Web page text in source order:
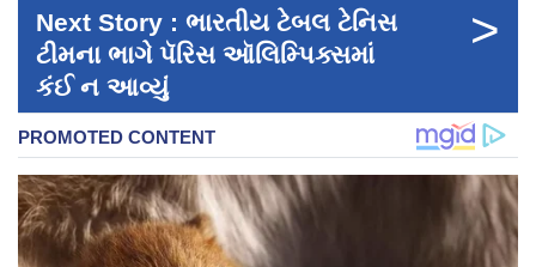
Next Story : ભારતીય ટેબલ ટેનિસ
ટીમના ભાગે પૅરિસ ઑલિમ્પિક્સમાં
કંઈ ન આવ્યું
>